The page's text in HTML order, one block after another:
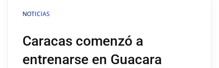
NOTICIAS
Caracas comenzó a
entrenarse en Guacara